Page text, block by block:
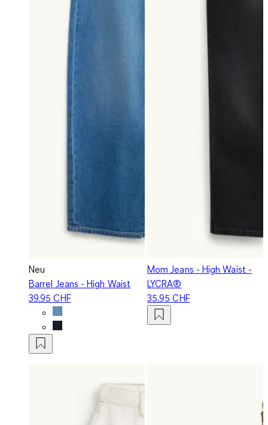
Neu
Barrel Jeans - High Waist
39.95 CHF
Mom Jeans - High Waist -
LYCRA®
35.95 CHF